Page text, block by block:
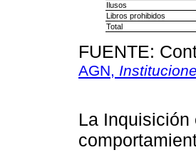
Ilusos
Libros prohibidos
Total
FUENTE:
AGN,
La